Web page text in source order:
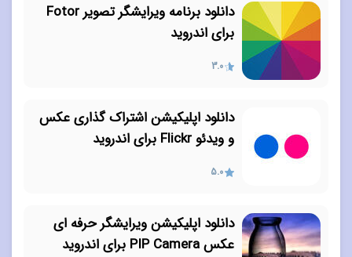
دانلود برنامه ویرایشگر تصویر Fotor
برای اندروید
3.0
دانلود اپلیکیشن اشتراک گذاری عکس
و ویدئو Flickr برای اندروید
5.0
دانلود اپلیکیشن ویرایشگر حرفه ای
عکس PIP Camera برای اندروید